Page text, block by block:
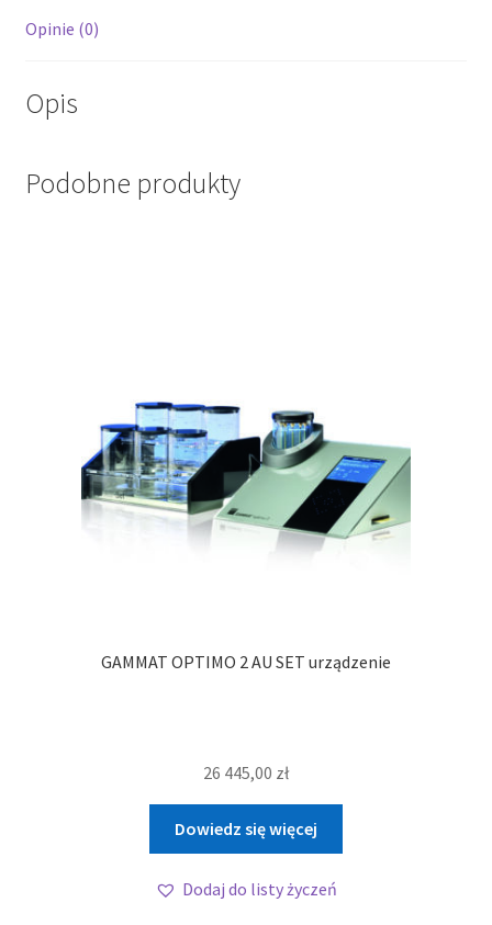
Opinie (0)
Opis
Podobne produkty
GAMMAT OPTIMO 2 AU SET urządzenie
26 445,00 zł
Dowiedz się więcej
Dodaj do listy życzeń